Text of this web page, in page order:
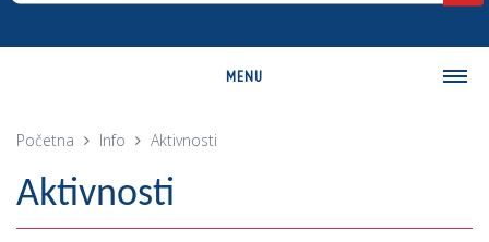
MENU
O OPŠTINI
Istorija
Geografija
Početna Info Aktivnosti
Aktivnosti